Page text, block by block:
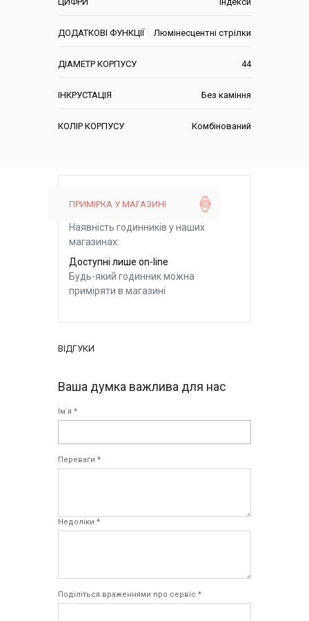
ДОДАТКОВІ ФУНКЦІЇ Люмінесцентні стрілки
ДІАМЕТР КОРПУСУ 44
ІНКРУСТАЦІЯ Без каміння
КОЛІР КОРПУСУ Комбінований
ПРИМІРКА У МАГАЗИНІ
Наявність годинників у наших
магазинах:
Доступні лише on-line
Будь-який годинник можна
приміряти в магазині
ВІДГУКИ
Ваша думка важлива для нас
Ім`я *
Переваги *
Недоліки *
Поділіться враженнями про сервіс *